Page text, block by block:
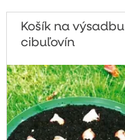
Košík na výsadbu
cibuľovín